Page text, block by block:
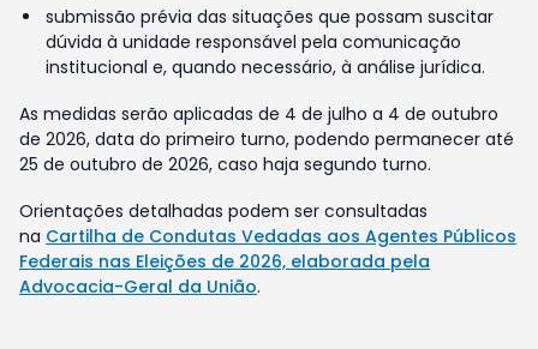
submissão prévia das situações que possam suscitar
dúvida à unidade responsável pela comunicação
institucional e, quando necessário, à análise jurídica.
As medidas serão aplicadas de 4 de julho a 4 de outubro
de 2026, data do primeiro turno, podendo permanecer até
25 de outubro de 2026, caso haja segundo turno.
Orientações detalhadas podem ser consultadas
na Cartilha de Condutas Vedadas aos Agentes Públicos
Federais nas Eleições de 2026, elaborada pela
Advocacia-Geral da União.